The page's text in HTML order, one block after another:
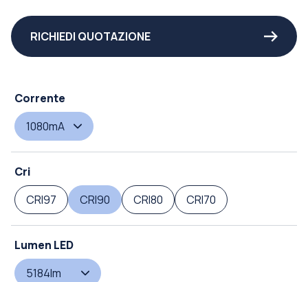
RICHIEDI QUOTAZIONE
Corrente
1080mA
Cri
CRI97
CRI90 CRI80 CRI70
Lumen LED
5184lm